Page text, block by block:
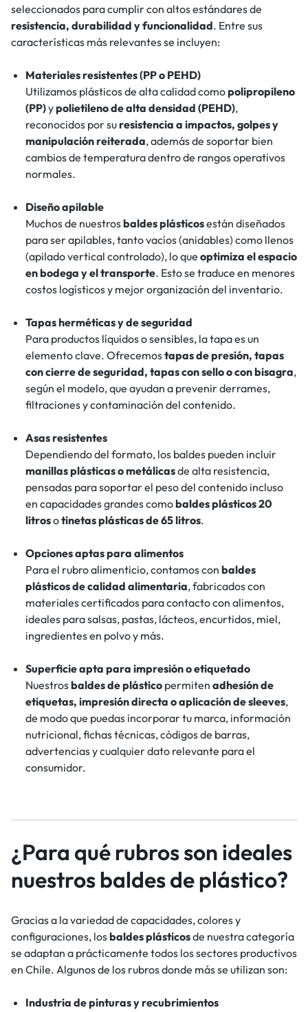
seleccionados para cumplir con altos estándares de
resistencia, durabilidad y funcionalidad. Entre sus
características más relevantes se incluyen:
Materiales resistentes (PP o PEHD)
Utilizamos plásticos de alta calidad comopolipropileno
(PP)ypolietileno de alta densidad (PEHD),
reconocidos por suresistencia a impactos, golpes y
manipulación reiterada, además de soportar bien
cambios de temperatura dentro de rangos operativos
normales.
Diseño apilable
Muchos de nuestrosbaldes plásticosestán diseñados
para ser apilables, tanto vacíos (anidables) como llenos
(apilado vertical controlado), lo que optimiza el espacio
en bodega y el transporte. Esto se traduce en menores
costos logísticos y mejor organización del inventario.
Tapas herméticas y de seguridad
Para productos líquidos o sensibles, la tapa es un
elemento clave. Ofrecemostapas de presión, tapas
con cierre de seguridad, tapas con sello o con bisagra,
según el modelo, que ayudan a prevenir derrames,
filtraciones y contaminación del contenido.
Asas resistentes
Dependiendo del formato, los baldes pueden incluir
manillas plásticas o metálicasde alta resistencia,
pensadas para soportar el peso del contenido incluso
en capacidades grandes comobaldes plásticos 20
litrosotinetas plásticas de 65 litros.
Opciones aptas para alimentos
Para el rubro alimenticio, contamos con baldes
plásticos de calidad alimentaria, fabricados con
materiales certificados para contacto con alimentos,
ideales para salsas, pastas, lácteos, encurtidos, miel,
ingredientes en polvo y más.
Superficie apta para impresión o etiquetado
Nuestrosbaldes de plásticopermiten adhesión de
etiquetas, impresión directa o aplicación de sleeves,
de modo que puedas incorporar tu marca, información
nutricional, fichas técnicas, códigos de barras,
advertencias y cualquier dato relevante para el
consumidor.
¿Para qué rubros son ideales
nuestros baldes de plástico?
Gracias a la variedad de capacidades, colores y
configuraciones, losbaldes plásticosde nuestra categoría
se adaptan a prácticamente todos los sectores productivos
en Chile. Algunos de los rubros donde más se utilizan son:
Industria de pinturas y recubrimientos